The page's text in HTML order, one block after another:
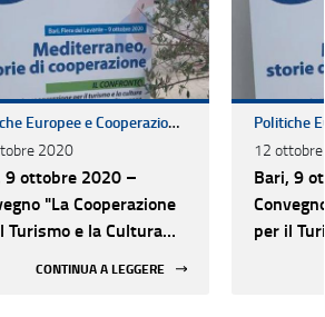
Politiche Europee e Cooperazione Internazionale
2020
9 ottobre 2020 –
"La Cooperazione
Turismo e la Cultura
CONTINUA A LEGGERE
12
Bari, 9
per il